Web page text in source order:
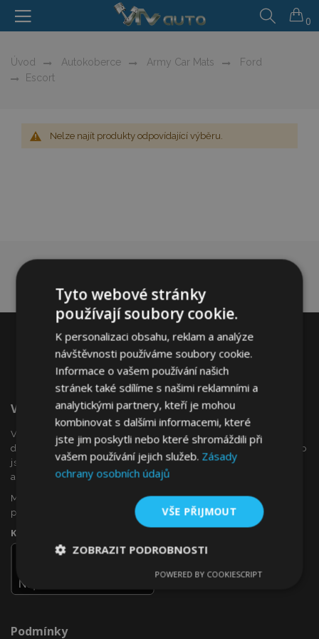
0
Úvod Autokoberce Army Car Mats
Ford
Escort
Nelze najít produkty odpovídající výběru.
Vítejte Na VTVauto.cz
VTVauto je maloobchodním prodejcem a velkoobchodním
dodavatelem autopříslušenství a autodoplňků v Evropě, jako
jsou např .: ozdobné kryty kol (poklice), okenní deflektory,
autopotahy, autorohože, chromové kryty a rámy, ...
Máte zájem o dropshipping, nebo se chcete stát naším
partnerem?
Kontaktujte nás ještě dnes!
Podmínky
Tyto webové stránky
používají soubory cookie.
K personalizaci obsahu, reklam a analýze
návštěvnosti používáme soubory cookie.
Informace o vašem používání našich
stránek také sdílíme s našimi reklamními a
analytickými partnery, kteří je mohou
kombinovat s dalšími informacemi, které
jste jim poskytli nebo které shromáždili při
vašem používání jejich služeb. Zásady
ochrany osobních údajů
VŠE PŘIJMOUT
ZOBRAZIT PODROBNOSTI
nutné
Výkonové
soubory
Soubory
POWERED BY COOKIESCRIPT